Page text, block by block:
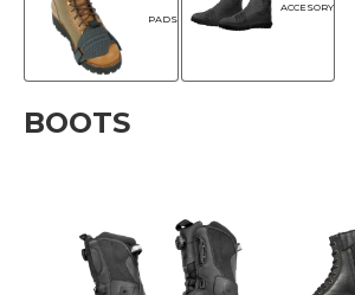
PADS
ACCESORY
BOOTS